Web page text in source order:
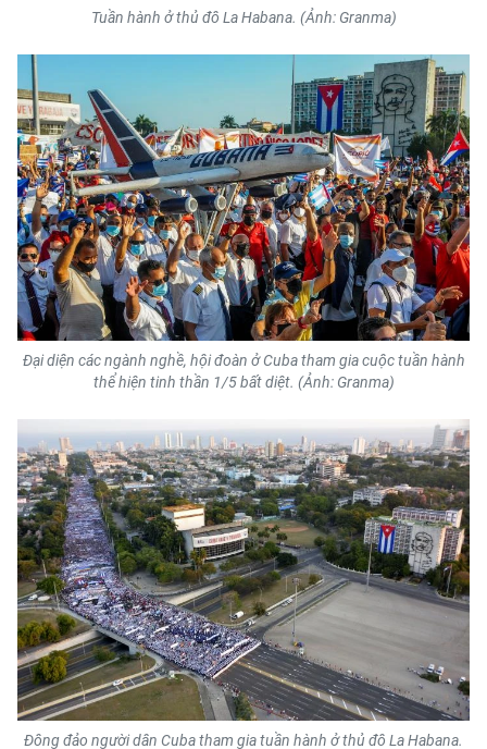
Tuần hành ở thủ đô La Habana. (Ảnh: Granma)
Đại diện các ngành nghề, hội đoàn ở Cuba tham gia cuộc tuần hành
thể hiện tinh thần 1/5 bất diệt. (Ảnh: Granma)
Đông đảo người dân Cuba tham gia tuần hành ở thủ đô La Habana.